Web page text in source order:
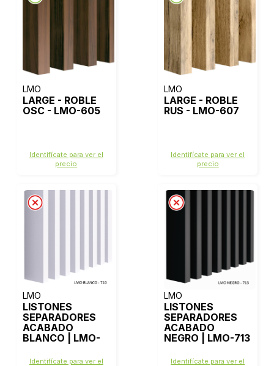
LMO
LARGE - ROBLE
OSC - LMO-605
Identifícate para ver el
precio
LMO
LARGE - ROBLE
RUS - LMO-607
Identifícate para ver el
precio
LMO
LISTONES
SEPARADORES
ACABADO
BLANCO | LMO-
Identifícate para ver el
LMO
LISTONES
SEPARADORES
ACABADO
NEGRO | LMO-713
Identifícate para ver el